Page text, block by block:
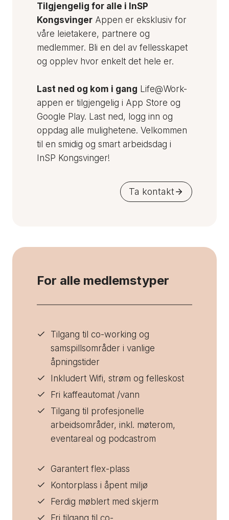
Tilgjengelig for alle i InSP
Kongsvinger Appen er eksklusiv for
våre leietakere, partnere og
medlemmer. Bli en del av fellesskapet
og opplev hvor enkelt det hele er.
Last ned og kom i gang Life@Work-
appen er tilgjengelig i App Store og
Google Play. Last ned, logg inn og
oppdag alle mulighetene. Velkommen
til en smidig og smart arbeidsdag i
InSP Kongsvinger!
Ta kontakt
For alle medlemstyper
Tilgang til co-working og
samspillsområder i vanlige
åpningstider
Inkludert Wifi, strøm og felleskost
Fri kaffeautomat /vann
Tilgang til profesjonelle
arbeidsområder, inkl. møterom,
eventareal og podcastrom
Garantert flex-plass
Kontorplass i åpent miljø
Ferdig møblert med skjerm